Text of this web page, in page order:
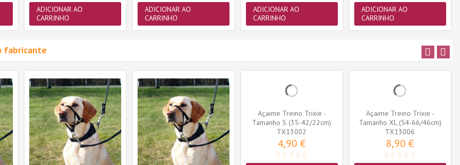
ADICIONAR AO
CARRINHO
ADICIONAR AO
CARRINHO
ADICIONAR AO
CARRINHO
ADICIONAR AO
CARRINHO
fabricante
Açaime Treino Trixie -
Tamanho S (35-42/22cm)
(TX13002)
TX13002
4,90 €
Açaime Treino Trixie -
Tamanho XL (54-66/46cm)
(TX13006)
TX13006
8,90 €